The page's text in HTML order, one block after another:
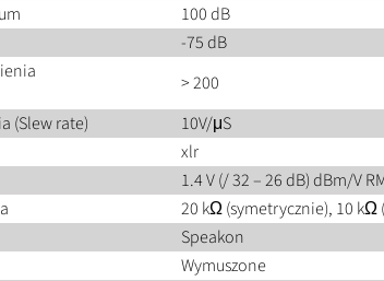
100 dB
-75 dB
> 200
(Slew rate)
10V/μS
xlr
1.4 V (/ 32 – 26 dB) dBm/V
20 kΩ (symetrycznie), 10 kΩ
Speakon
Wymuszone